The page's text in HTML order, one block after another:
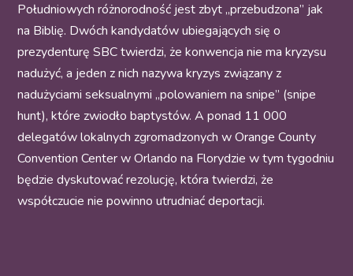
Południowych różnorodność jest zbyt „przebudzona” jak
na Biblię. Dwóch kandydatów ubiegających się o
prezydenturę SBC twierdzi, że konwencja nie ma kryzysu
nadużyć, a jeden z nich nazywa kryzys związany z
nadużyciami seksualnymi „polowaniem na snipe” (snipe
hunt), które zwiodło baptystów. A ponad 11 000
delegatów lokalnych zgromadzonych w Orange County
Convention Center w Orlando na Florydzie w tym tygodniu
będzie dyskutować rezolucję, która twierdzi, że
współczucie nie powinno utrudniać deportacji.